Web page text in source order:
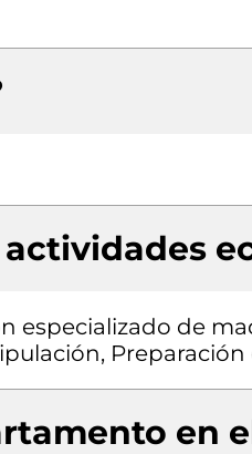
actividades
especializado de
en